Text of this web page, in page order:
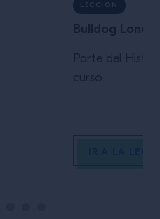
LECCIÓN
Bulldog
Parte del
curso.